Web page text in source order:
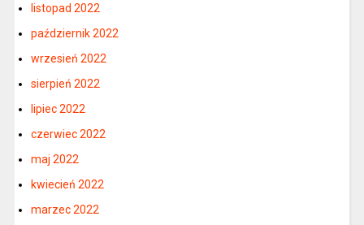
listopad 2022
październik 2022
wrzesień 2022
sierpień 2022
lipiec 2022
czerwiec 2022
maj 2022
kwiecień 2022
marzec 2022